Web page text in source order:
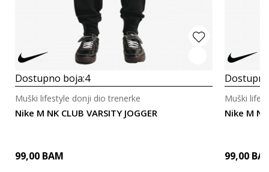
Dostupno boja:4
Nike M NK CLUB VARSITY JOGGER
Muški lifestyle donji dio trenerke
99,00 BAM
Nike M NK
Muški
99,00